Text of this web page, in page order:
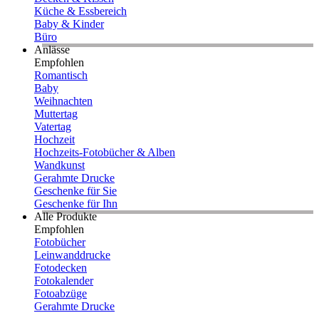
Küche & Essbereich
Baby & Kinder
Büro
Anlässe
Empfohlen
Romantisch
Baby
Weihnachten
Muttertag
Vatertag
Hochzeit
Hochzeits-Fotobücher & Alben
Wandkunst
Gerahmte Drucke
Geschenke für Sie
Geschenke für Ihn
Alle Produkte
Empfohlen
Fotobücher
Leinwanddrucke
Fotodecken
Fotokalender
Fotoabzüge
Gerahmte Drucke